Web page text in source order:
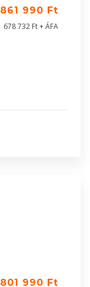
861 990 Ft
678 732 Ft + ÁFA
801 990 Ft